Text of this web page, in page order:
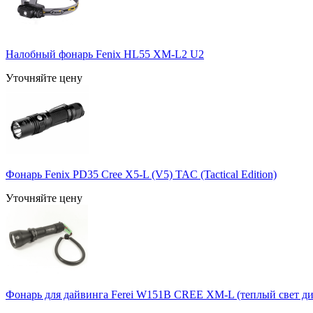
Налобный фонарь Fenix HL55 XM-L2 U2
Уточняйте цену
Фонарь Fenix PD35 Cree X5-L (V5) TAC (Tactical Edition)
Уточняйте цену
Фонарь для дайвинга Ferei W151B CREE XM-L (теплый свет